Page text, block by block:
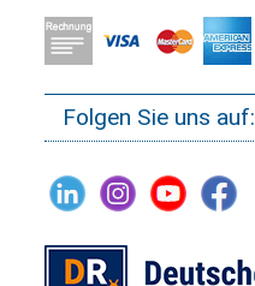
Folgen Sie uns auf: